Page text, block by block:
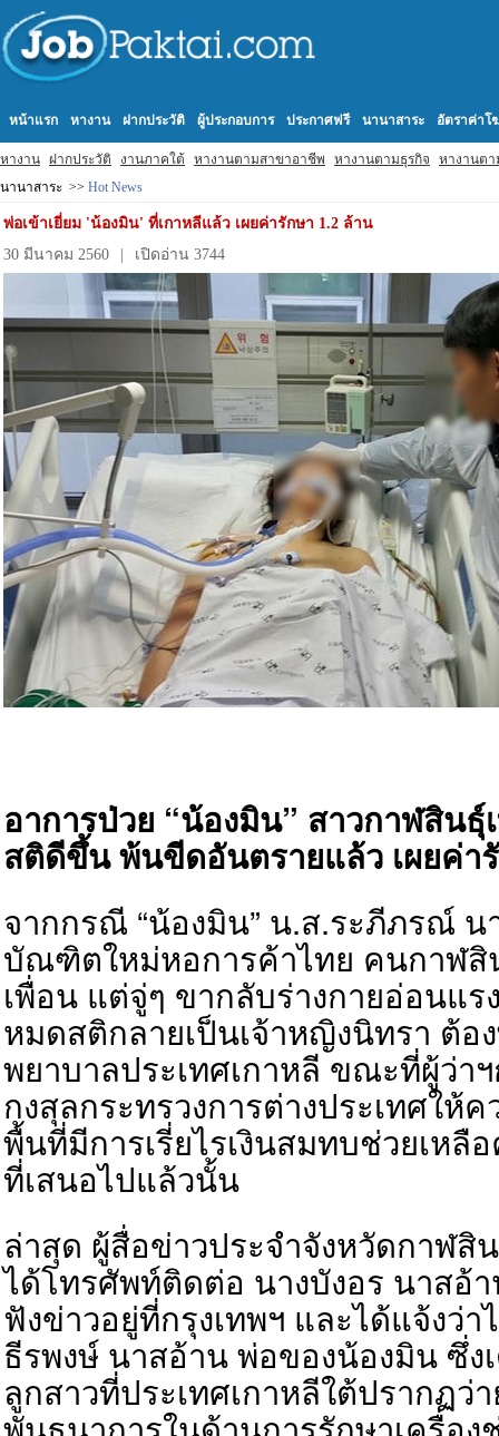
หางาน ฝากประวัติ งานภาคใต้ หางานตามสาขาอาชีพ หางานตามธุรกิจ หางานต
หน้าแรก หางาน ฝากประวัติ ผู้ประกอบการ ประกาศฟรี นานาสาระ อัตราค่า
นานาสาระ >> Hot News
พ่อเข้าเยี่ยม 'น้องมิน' ที่เกาหลีแล้ว เผยค่ารักษา 1.2 ล้าน
30 มีนาคม 2560
เปิดอ่าน 3744
อาการป่วย “น้องมิน” สาวกาฬสิน
สติดีขึ้น พ้นขีดอันตรายแล้ว เผยค่า
จากกรณี “น้องมิน” น.ส.ระภีภรณ์ น
บัณฑิตใหม่หอการค้าไทย คนกาฬสิ
เพื่อน แต่จู่ๆ ขากลับร่างกายอ่อนแ
หมดสติกลายเป็นเจ้าหญิงนิทรา ต้อ
พยาบาลประเทศเกาหลี ขณะที่ผู้ว่า
กงสุลกระทรวงการต่างประเทศให้
พื้นที่มีการเรี่ยไรเงินสมทบช่วยเหลื
ที่เสนอไปแล้วนั้น
ล่าสุด ผู้สื่อข่าวประจำจังหวัดกาฬสิ
ได้โทรศัพท์ติดต่อ นางบังอร นาสอ้
ฟังข่าวอยู่ที่กรุงเทพฯ และได้แจ้งว่
ธีรพงษ์ นาสอ้านพ่อของน้องมิน ซึ่ง
ลูกสาวที่ประเทศเกาหลีใต้ปรากฏว่